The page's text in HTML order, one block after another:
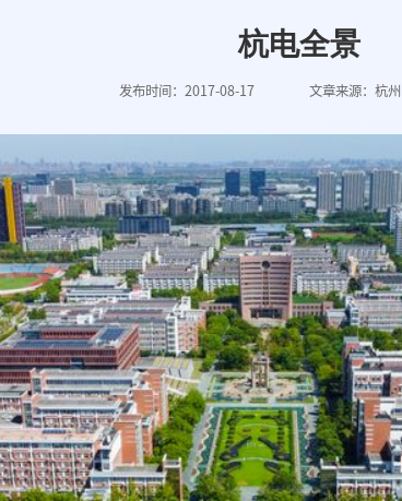
杭电全景
发布时间：2017-08-17 文章来源：杭